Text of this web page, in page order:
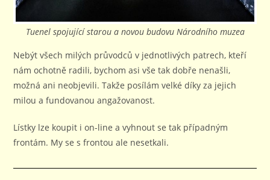
Tuenel spojující starou a novou budovu Národního muzea
Nebýt všech milých průvodců v jednotlivých patrech, kteří
nám ochotně radili, bychom asi vše tak dobře nenašli,
možná ani neobjevili. Takže posílám velké díky za jejich
milou a fundovanou angažovanost.
Lístky lze koupit i on-line a vyhnout se tak případným
frontám. My se s frontou ale nesetkali.